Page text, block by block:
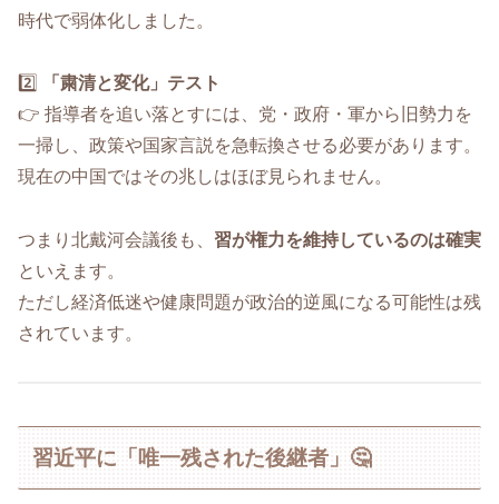
時代で弱体化しました。
2️⃣
「粛清と変化」テスト
👉 指導者を追い落とすには、党・政府・軍から旧勢力を
一掃し、政策や国家言説を急転換させる必要があります。
現在の中国ではその兆しはほぼ見られません。
つまり北戴河会議後も、 習が権力を維持しているのは確実
といえます。
ただし経済低迷や健康問題が政治的逆風になる可能性は残
されています。
習近平に「唯一残された後継者」🤔